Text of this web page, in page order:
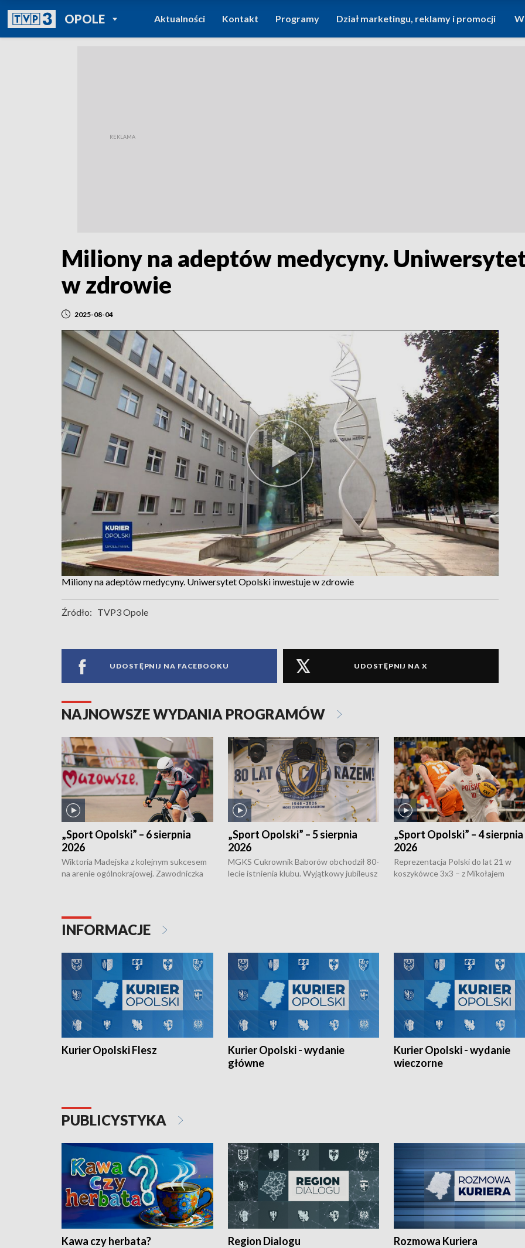
OPOLEPOWRÓT DO
TVP REGIONY
Aktualności Kontakt Programy Dział marketingu, reklamy i promocji
Miliony na adeptów medycyny.
w zdrowie
2025-08-04
Miliony na adeptów medycyny. Uniwersytet Opolski inwestuje w zdrowie
Źródło: TVP3 Opole
UDOSTĘPNIJ NA FACEBOOKU UDOSTĘPNIJ NA X
NAJNOWSZE WYDANIA PROGRAMÓW
„Sport Opolski” – 6 sierpnia
2026
Wiktoria Madejska z kolejnym sukcesem
na arenie ogólnokrajowej. Zawodniczka
torowym.
„Sport Opolski” – 5 sierpnia
2026
MGKS Cukrownik Baborów obchodził 80-
lecie istnienia klubu. Wyjątkowy jubileusz
„Sport Opolski” – 4 sierpnia
2026
Reprezentacja Polski do lat 21 w
koszykówce 3x3 – z Mikołajem
INFORMACJE
Kurier Opolski Flesz
Kurier Opolski - wydanie
główne
Kurier Opolski - wydanie
wieczorne
PUBLICYSTYKA
Kawa czy herbata? Region Dialogu Rozmowa Kuriera